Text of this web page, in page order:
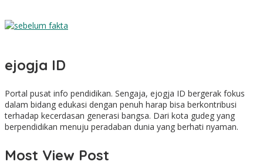
ejogja ID
Portal pusat info pendidikan. Sengaja, ejogja ID bergerak fokus
dalam bidang edukasi dengan penuh harap bisa berkontribusi
terhadap kecerdasan generasi bangsa. Dari kota gudeg yang
berpendidikan menuju peradaban dunia yang berhati nyaman.
Most View Post